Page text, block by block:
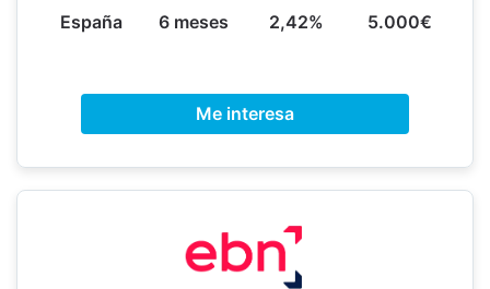
España 6 meses 2,42% 5.000€
Me interesa